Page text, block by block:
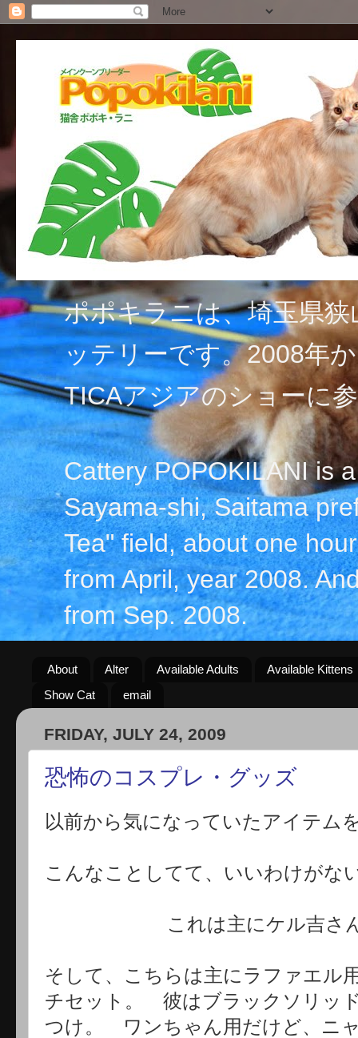
ポポキラニは、埼玉県
ッテリーです。2008年
TICAアジアのショーに
Cattery POPOKILANI is
Sayama-shi, Saitama
Tea" field, about one
from April, year 2008.
from Sep. 2008.
About Alter Available Adults
Available Kittens
Show Cat
email
FRIDAY, JULY 24, 2009
恐怖のコスプレ・グッズ
以前から気になっていたアイテム
こんなことしてて、いいわけがな
これは主にケル吉
そして、こちらは主にラファエ
チセット。 彼はブラックソリッ
つけ。 ワンちゃん用だけど、ニ